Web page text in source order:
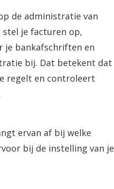
de administratie van
stel je facturen op,
je bankafschriften en
bij. Dat betekent dat
regelt en controleert
ervan af bij welke
bij de instelling van je